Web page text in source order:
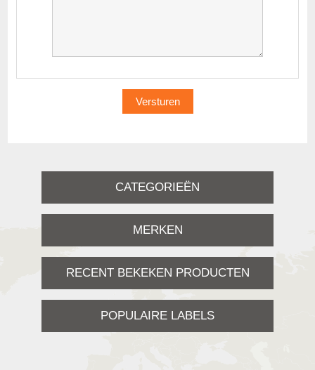
CATEGORIEËN
MERKEN
RECENT BEKEKEN PRODUCTEN
POPULAIRE LABELS